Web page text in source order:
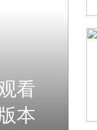
看
本